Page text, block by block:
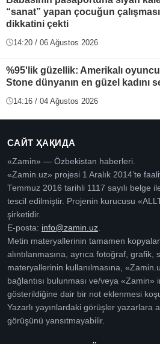
“sanat” yapan çocuğun
dikkatini çekti
14:20 / 06 Ağustos 2026
%95'lik güzellik: Amerikalı
Stone dünyanın en güzel kadını
14:16 / 04 Ağustos 2026
САЙТ ҲАҚИДА
«Zamin» — Özbekistan haberleri.
«Zamin.uz» projesi 1 Aralık 2014’te
Temmuz 2016 tarihli 1117 sayılı belge
tescil edilmiştir. Projenin kurucusu
şirketidir.
E-posta: info@zamin.uz
Metin materyallerinin tamamen
alıntılanmasına, ayrıca fotoğraf, grafik,
materyallerinin kullanılmasına,
bağlantısı bulunması ve/veya «Zamin»
gösterildiğine dair bir not eklenmesi
Yazarlı yayınlardaki görüşler yazarlara
görüşünü yansıtmayabilir.